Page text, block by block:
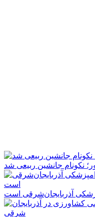
نکونام جانشین ربیعی شد
آذربایجان‌شرقی است